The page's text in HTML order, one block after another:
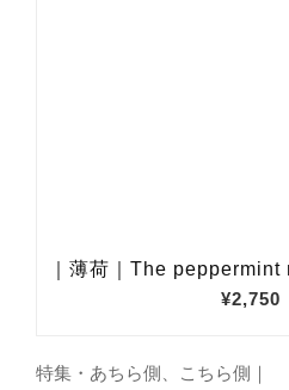
特集・あちら側、こちら側｜